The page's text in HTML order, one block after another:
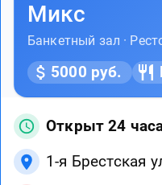
Микс
Банкетный зал ·
5000 руб.
Открыт 24
1-я Брестская